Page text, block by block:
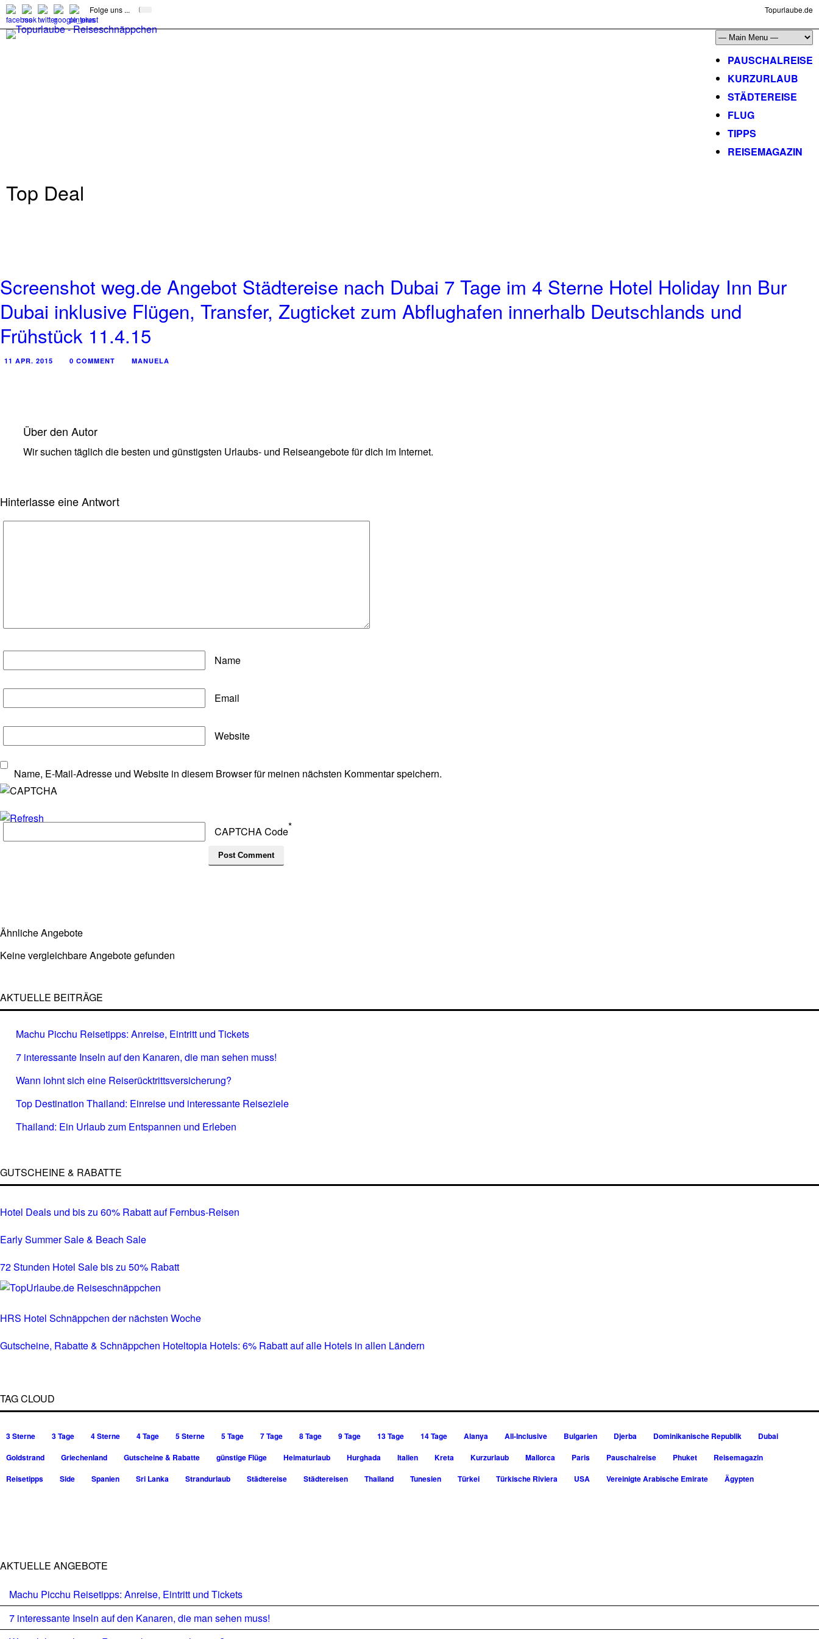
Folge uns ... Topurlaube.de
PAUSCHALREISE
KURZURLAUB
STÄDTEREISE
FLUG
TIPPS
REISEMAGAZIN
Top Deal
Screenshot weg.de Angebot Städtereise nach Dubai 7 Tage im 4 Sterne Hotel Holiday Inn Bur
Dubai inklusive Flügen, Transfer, Zugticket zum Abflughafen innerhalb Deutschlands und
Frühstück 11.4.15
11 APR. 2015 0 COMMENT MANUELA
Über den Autor
Wir suchen täglich die besten und günstigsten Urlaubs- und Reiseangebote für dich im Internet.
Hinterlasse eine Antwort
Name
Email
Website
Name, E-Mail-Adresse und Website in diesem Browser für meinen nächsten Kommentar speichern.
CAPTCHA Code*
Ähnliche Angebote
Keine vergleichbare Angebote gefunden
AKTUELLE BEITRÄGE
Machu Picchu Reisetipps: Anreise, Eintritt und Tickets
7 interessante Inseln auf den Kanaren, die man sehen muss!
Wann lohnt sich eine Reiserücktrittsversicherung?
Top Destination Thailand: Einreise und interessante Reiseziele
Thailand: Ein Urlaub zum Entspannen und Erleben
GUTSCHEINE & RABATTE
Hotel Deals und bis zu 60% Rabatt auf Fernbus-Reisen
Early Summer Sale & Beach Sale
72 Stunden Hotel Sale bis zu 50% Rabatt
HRS Hotel Schnäppchen der nächsten Woche
Gutscheine, Rabatte & Schnäppchen Hoteltopia Hotels: 6% Rabatt auf alle Hotels in allen Ländern
TAG CLOUD
3 Sterne 3 Tage 4 Sterne 4 Tage 5 Sterne 5 Tage 7 Tage 8 Tage 9 Tage 13 Tage 14 Tage Alanya All-Inclusive Bulgarien Djerba Dominikanische Republik
Dubai
Goldstrand
Griechenland Gutscheine & Rabatte günstige Flüge Heimaturlaub Hurghada Italien Kreta Kurzurlaub Mallorca Paris Pauschalreise Phuket
Reisemagazin
Reisetipps
Side Spanien Sri Lanka Strandurlaub Städtereise Städtereisen Thailand Tunesien Türkei Türkische Riviera USA Vereinigte Arabische Emirate Ägypten
AKTUELLE ANGEBOTE
Machu Picchu Reisetipps: Anreise, Eintritt und Tickets
7 interessante Inseln auf den Kanaren, die man sehen muss!